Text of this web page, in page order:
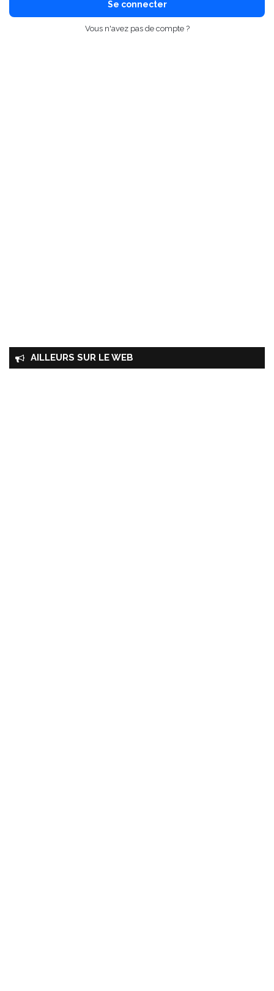
Se connecter
Vous n'avez pas de compte ?
AILLEURS SUR LE WEB